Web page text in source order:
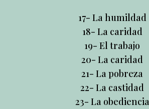
17- La humildad
18- La caridad
19-El trabajo
20-La caridad
21-La pobreza
22-La castidad
23- La obediencia